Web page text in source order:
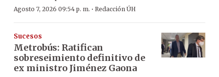
Agosto 7, 2026 09:54 p. m. · Redacción ÚH
Sucesos
Metrobús: Ratifican
sobreseimiento definitivo de
ex ministro Jiménez Gaona